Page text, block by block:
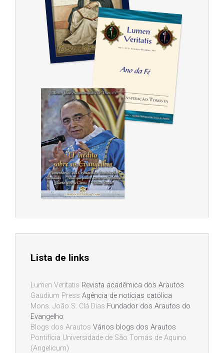
Lista de links
Lumen Veritatis Revista acadêmica dos Arautos
Gaudium Press Agência de notícias católica
Mons. João S. Clá Dias Fundador dos Arautos do
Evangelho
Blogs dos Arautos Vários blogs dos Arautos
Pontifícia Universidade de São Tomás de Aquino
(Angelicum)